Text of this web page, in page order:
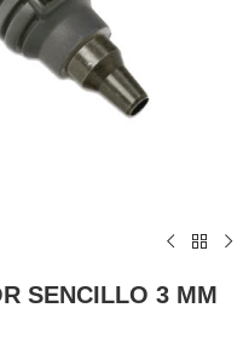
SENCILLO 3 MM